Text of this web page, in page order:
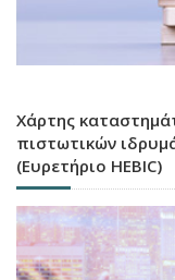
Χάρτης
πιστωτικών
(Ευρετήριο HEBIC)